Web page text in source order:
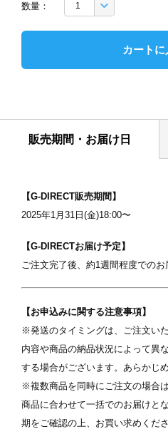
数量：
カートに
販売期間・お届け日
【G-DIRECT販売期間】
2025年1月31日(金)18:00〜
【G-DIRECTお届け予定】
ご注文完了後、約1週間程度でのお
【お申込みに関する注意事項】
※発送のタイミングは、ご注文い
内容や商品の納品状況によって異
する場合がございます。あらかじ
※複数商品を同時にご注文の場合
商品に合わせて一括でのお届けと
期をご確認の上、お買い求めくださ
写真
※ 写真は配置後